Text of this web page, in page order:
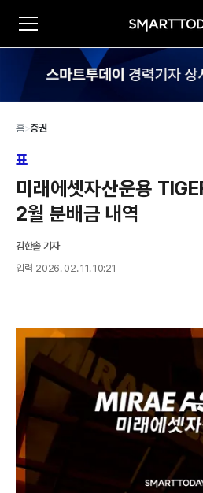
홈>증권
표
미래에셋자산운용
2월 분배금 내역
김한솔 기자
입력 2026. 02. 11. 10:21